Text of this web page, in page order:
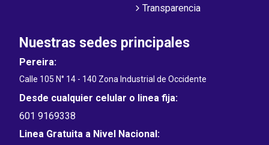
Transparencia
Nuestras sedes principales
Pereira:
Calle 105 N° 14 - 140 Zona Industrial de Occidente
Desde cualquier celular o linea fija:
601 9169338
Linea Gratuita a Nivel Nacional: